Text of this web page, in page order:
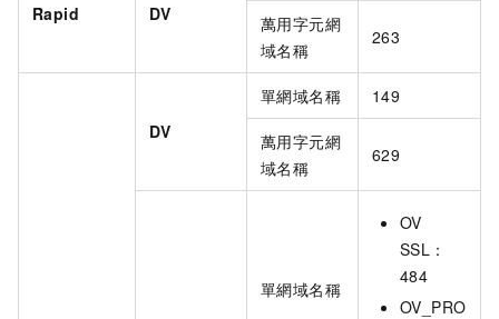
Rapid DV
萬用字元網
域名稱
263
DV
單網域名稱 149
萬用字元網
域名稱
629
單網域名稱
OV
SSL：
484
OV_PRO